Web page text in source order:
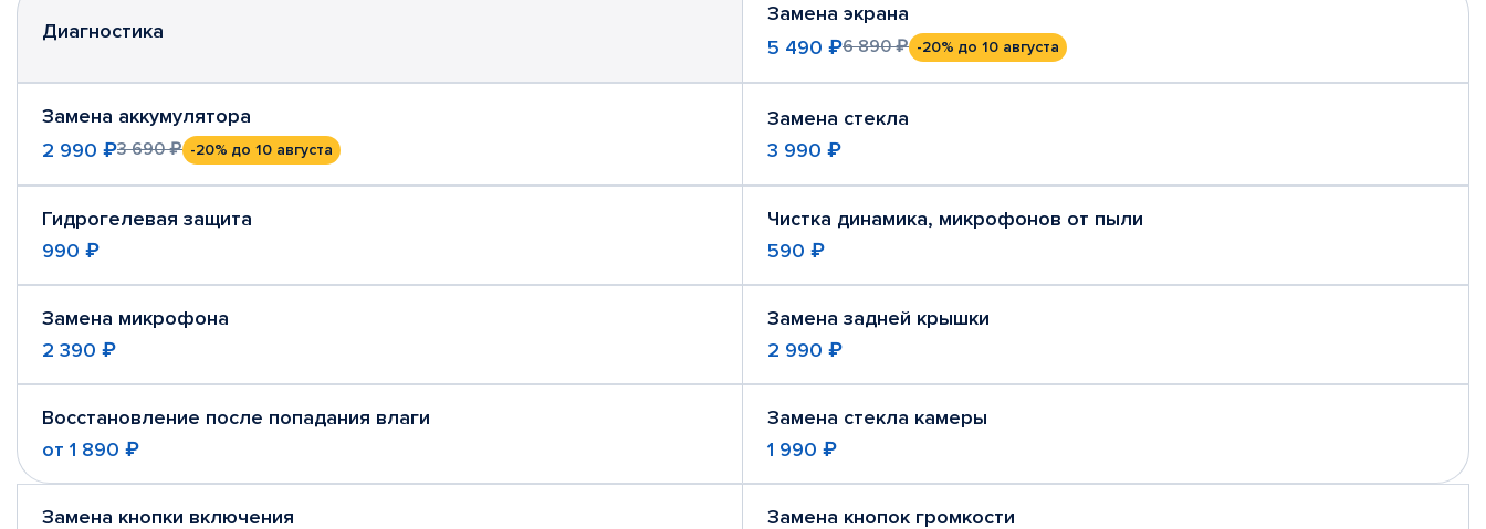
Диагностика
Замена экрана
5 490 ₽6 890 ₽ -20% до 10 августа
Замена аккумулятора
2 990 ₽3 690 ₽ -20% до 10 августа
Замена стекла
3 990 ₽
Гидрогелевая защита
990 ₽
Чистка динамика, микрофонов от пыли
590 ₽
Замена микрофона
2 390 ₽
Замена задней крышки
2 990 ₽
Восстановление после попадания влаги
от 1 890 ₽
Замена стекла камеры
1 990 ₽
Замена кнопки включения Замена кнопок громкости